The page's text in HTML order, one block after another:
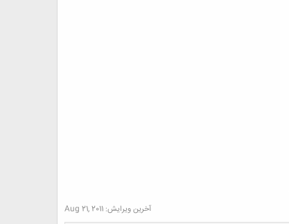
آخرین ویرایش: Aug 21, 2011